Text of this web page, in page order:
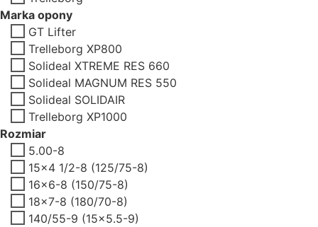
Marka opony
GT Lifter
Trelleborg XP800
Solideal XTREME RES 660
Solideal MAGNUM RES 550
Solideal SOLIDAIR
Trelleborg XP1000
Rozmiar
5.00-8
15x4 1/2-8 (125/75-8)
16x6-8 (150/75-8)
18x7-8 (180/70-8)
140/55-9 (15x5.5-9)